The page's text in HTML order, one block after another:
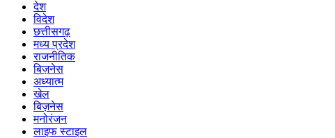
देश
विदेश
छत्तीसगढ़
मध्य प्रदेश
राजनीतिक
बिज़नेस
अध्यात्म
खेल
बिज़नेस
मनोरंजन
लाइफ स्टाइल